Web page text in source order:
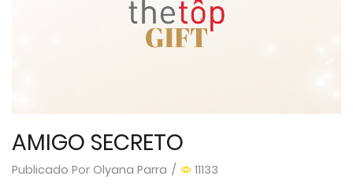
AMIGO SECRETO
Publicado Por Olyana Parra / 11133